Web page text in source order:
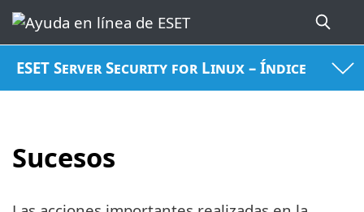
ESET Server Security for Linux – Índice
Sucesos